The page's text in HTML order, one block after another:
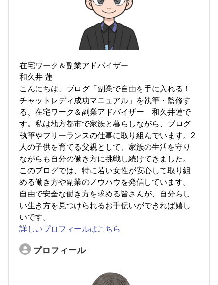
在宅ワーク＆副業アドバイザー
和久井 蓮
こんにちは、ブログ「副業で自由を手に入れる！
チャットレディ成功マニュアル」を執筆・監修す
る、在宅ワーク＆副業アドバイザー 和久井蓮で
す。私は地方都市で家族と暮らしながら、ブログ
執筆やフリーランスの仕事に取り組んでいます。2
人の子供を育てる父親として、家族の生活を守り
ながらも自分の働き方に挑戦し続けてきました。
このブログでは、特に若い女性が安心して取り組
める働き方や副業のノウハウを発信しています。
自由で安全な働き方を求める皆さんが、自分らし
い生き方を見つけられるお手伝いができれば嬉し
いです。
詳しいプロフィールはこちら
プロフィール